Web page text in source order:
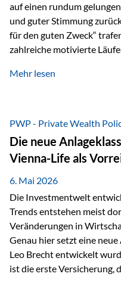
auf einen rundum
und guter Stimmung
für den guten Zweck“
zahlreiche motivierte
Höchstleistungen für
Mäder gesammelt werden
Strecke mit rund 4,8
stellte die
sportliche
Mehr lesen
PWP - Private Wealth
Die neue
Vienna-Life als
6. Mai 2026
Die Investmentwelt
Trends entstehen meist
Veränderungen in
Genau hier setzt eine neue
Leo Brecht entwickelt
ist die erste Versicherung,